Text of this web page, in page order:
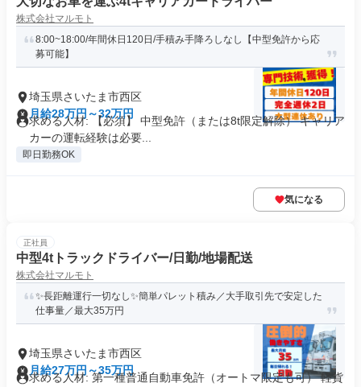
株式会社マルモト
8:00~18:00/年間休日120日/手積み手降ろしなし【中型免許から応
募可能】
埼玉県さいたま市西区
月給28万円～32万円
求める人材: 【必須】 中型免許（または8t限定解除） キャリア
カーの運転経験は必要...
即日勤務OK
気になる
正社員
中型4tトラックドライバー/日勤/地場配送
株式会社マルモト
✨長距離運行一切なし✨簡単パレット積み／大手取引先で安定した
仕事量／最大35万円
埼玉県さいたま市西区
月給27万円～35万円
求める人材: 第一種普通自動車免許（オートマ限定も可） 軽貨